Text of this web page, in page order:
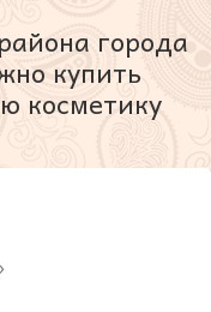
города
купить
косметику